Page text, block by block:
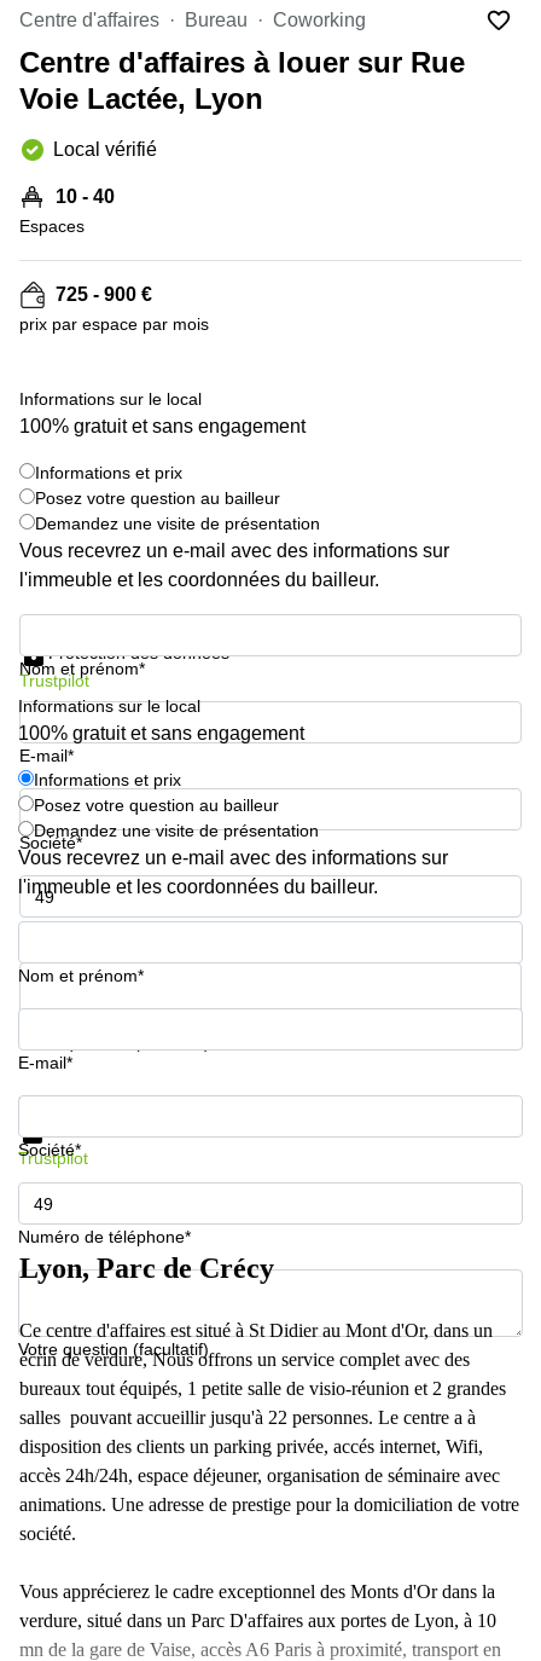
Strasbourg
d'affaires
Toulouse
Toulouse
Coworking
Centres
Lyon
Centre
Montpellier
Centre d'affaires Bureau Coworking
Centre d'affaires à louer sur Rue
Voie Lactée, Lyon
Local vérifié
10 - 40
Espaces
725 - 900 €
prix par espace par mois
Informations sur le local
100% gratuit et sans engagement
Informations et prix
Posez votre question au bailleur
Demandez une visite de présentation
Vous recevrez un e-mail avec des informations sur
l'immeuble et les coordonnées du bailleur.
Nom et prénom*
E-mail*
Société*
Numéro de téléphone*
Protection des données
Trustpilot
Informations sur le local
100% gratuit et sans engagement
Informations et prix
Posez votre question au bailleur
Demandez une visite de présentation
Vous recevrez un e-mail avec des informations sur
l'immeuble et les coordonnées du bailleur.
Nom et prénom*
E-mail*
Société*
Numéro de téléphone*
Votre question (facultatif)
Informations et prix
Trustpilot
Lyon, Parc de Crécy
Ce centre d'affaires est situé à St Didier au Mont d'Or, dans un
écrin de verdure, Nous offrons un service complet avec des
bureaux tout équipés, 1 petite salle de visio-réunion et 2 grandes
salles pouvant accueillir jusqu'à 22 personnes. Le centre a à
disposition des clients un parking privée, accés internet, Wifi,
accès 24h/24h, espace déjeuner, organisation de séminaire avec
animations. Une adresse de prestige pour la domiciliation de votre
société.
Vous apprécierez le cadre exceptionnel des Monts d'Or dans la
verdure, situé dans un Parc D'affaires aux portes de Lyon, à 10
mn de la gare de Vaise, accès A6 Paris à proximité, transport en